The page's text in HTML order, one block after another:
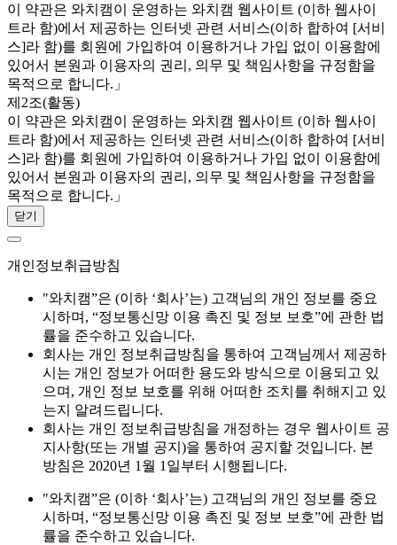
이 약관은 와치캠이 운영하는 와치캠 웹사이트 (이하 웹사이
트라 함)에서 제공하는 인터넷 관련 서비스(이하 합하여 [서비
스]라 함)를 회원에 가입하여 이용하거나 가입 없이 이용함에
있어서 본원과 이용자의 권리, 의무 및 책임사항을 규정함을
목적으로 합니다.」
제2조(활동)
이 약관은 와치캠이 운영하는 와치캠 웹사이트 (이하 웹사이
트라 함)에서 제공하는 인터넷 관련 서비스(이하 합하여 [서비
스]라 함)를 회원에 가입하여 이용하거나 가입 없이 이용함에
있어서 본원과 이용자의 권리, 의무 및 책임사항을 규정함을
목적으로 합니다.」
닫기
개인정보취급방침
"와치캠”은 (이하 ‘회사’는) 고객님의 개인 정보를 중요
시하며, “정보통신망 이용 촉진 및 정보 보호”에 관한 법
률을 준수하고 있습니다.
회사는 개인 정보취급방침을 통하여 고객님께서 제공하
시는 개인 정보가 어떠한 용도와 방식으로 이용되고 있
으며, 개인 정보 보호를 위해 어떠한 조치를 취해지고 있
는지 알려드립니다.
회사는 개인 정보취급방침을 개정하는 경우 웹사이트 공
지사항(또는 개별 공지)을 통하여 공지할 것입니다. 본
방침은 2020년 1월 1일부터 시행됩니다.
"와치캠”은 (이하 ‘회사’는) 고객님의 개인 정보를 중요
시하며, “정보통신망 이용 촉진 및 정보 보호”에 관한 법
률을 준수하고 있습니다.